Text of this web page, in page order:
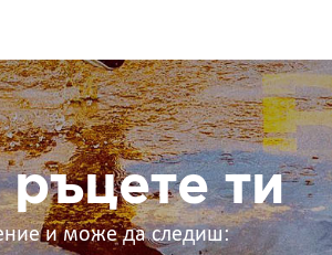
ръцете ти
и може да следиш: